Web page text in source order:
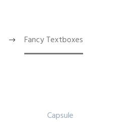
Fancy Textboxes
Capsule